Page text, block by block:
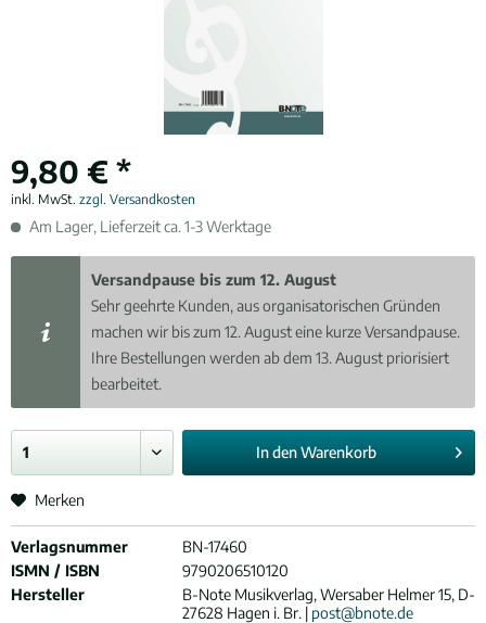
9,80 € *
inkl. MwSt. zzgl. Versandkosten
Am Lager, Lieferzeit ca. 1-3 Werktage
Versandpause bis zum 12. August
Sehr geehrte Kunden, aus organisatorischen Gründen
machen wir bis zum 12. August eine kurze Versandpause.
Ihre Bestellungen werden ab dem 13. August priorisiert
bearbeitet.
In denWarenkorb
Merken
Verlagsnummer
BN-17460
ISMN / ISBN
9790206510120
Hersteller
B-Note Musikverlag, Wersaber Helmer 15, D-
27628 Hagen i. Br. | post@bnote.de